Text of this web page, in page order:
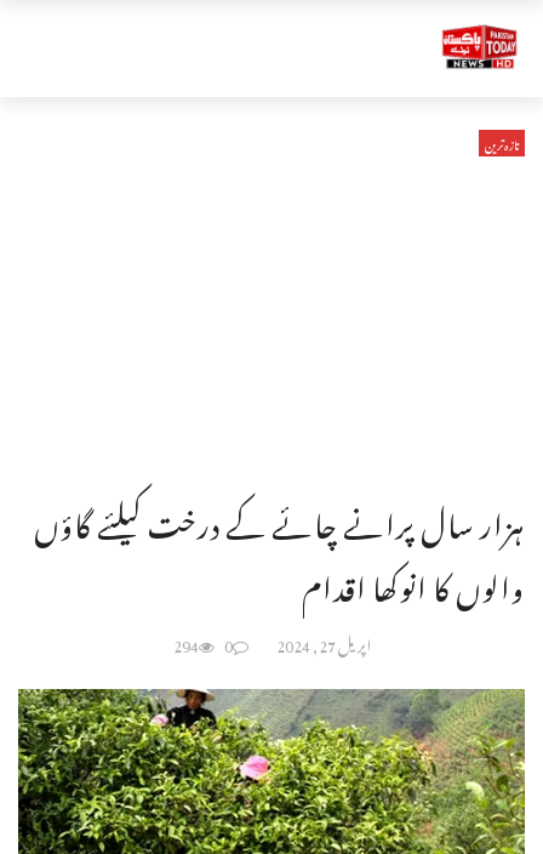
تازہ ترین
ہزار سال پرانے چائے کے درخت کیلئے گاؤں
والوں کا انوکھا اقدام
اپریل 27, 2024 0
294